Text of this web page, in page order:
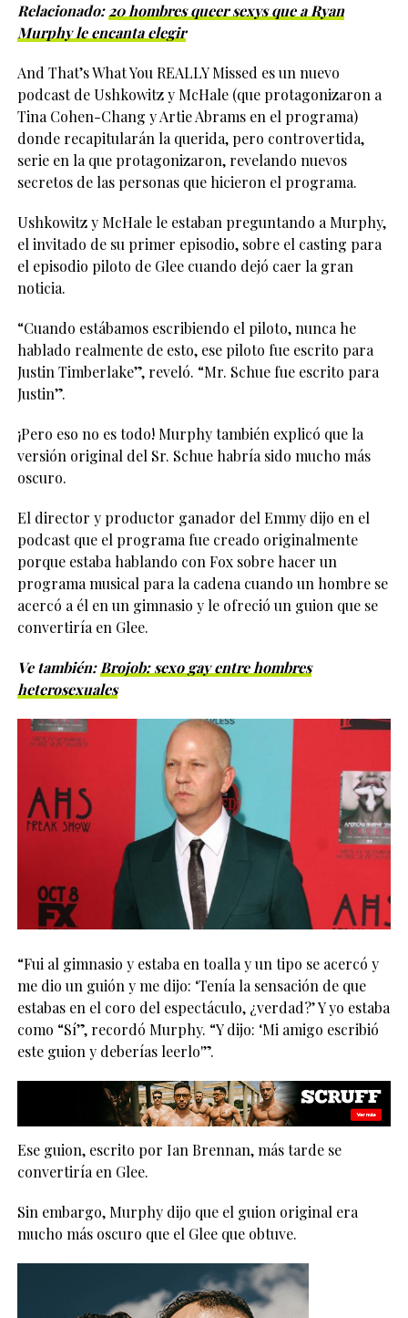
Relacionado:20 hombres queer sexys que a Ryan
Murphy le encanta elegir
And That’s What You REALLY Missed es un nuevo
podcast de Ushkowitz y McHale (que protagonizaron a
Tina Cohen-Chang y Artie Abrams en el programa)
donde recapitularán la querida, pero controvertida,
serie en la que protagonizaron, revelando nuevos
secretos de las personas que hicieron el programa.
Ushkowitz y McHale le estaban preguntando a Murphy,
el invitado de su primer episodio, sobre el casting para
el episodio piloto de Glee cuando dejó caer la gran
noticia.
“Cuando estábamos escribiendo el piloto, nunca he
hablado realmente de esto, ese piloto fue escrito para
Justin Timberlake”, reveló. “Mr. Schue fue escrito para
Justin”.
¡Pero eso no es todo! Murphy también explicó que la
versión original del Sr. Schue habría sido mucho más
oscuro.
El director y productor ganador del Emmy dijo en el
podcast que el programa fue creado originalmente
porque estaba hablando con Fox sobre hacer un
programa musical para la cadena cuando un hombre se
acercó a él en un gimnasio y le ofreció un guion que se
convertiría en Glee.
Ve también:Brojob: sexo gay entre hombres
heterosexuales
“Fui al gimnasio y estaba en toalla y un tipo se acercó y
me dio un guión y me dijo: ‘Tenía la sensación de que
estabas en el coro del espectáculo, ¿verdad?’ Y yo estaba
como “Sí”, recordó Murphy. “Y dijo: ‘Mi amigo escribió
este guion y deberías leerlo'”.
Ese guion, escrito por Ian Brennan, más tarde se
convertiría en Glee.
Sin embargo, Murphy dijo que el guion original era
mucho más oscuro que el Glee que obtuve.